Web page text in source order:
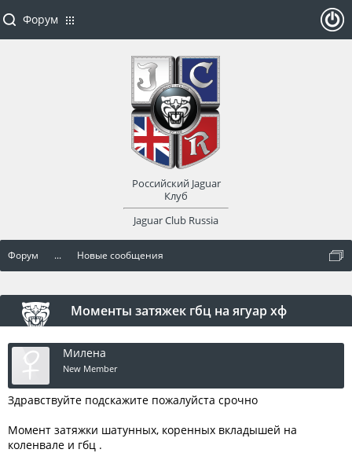
Форум ... Новые сообщения
Моменты затяжек гбц на ягуар хф
Милена
New Member
Здравствуйте подскажите пожалуйста срочно
Момент затяжки шатунных, коренных вкладышей на
коленвале и гбц .
Форум
Российский Jaguar
Клуб
Jaguar Club Russia
оват